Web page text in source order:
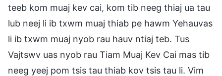
teeb kom muaj kev cai, kom tib neeg thiaj ua tau
lub neej li ib txwm muaj thiab pe hawm Yehauvas
li ib txwm muaj nyob rau hauv ntiaj teb. Tus
Vajtswv uas nyob rau Tiam Muaj Kev Cai mas tib
neeg yeej pom tsis tau thiab kov tsis tau li. Vim